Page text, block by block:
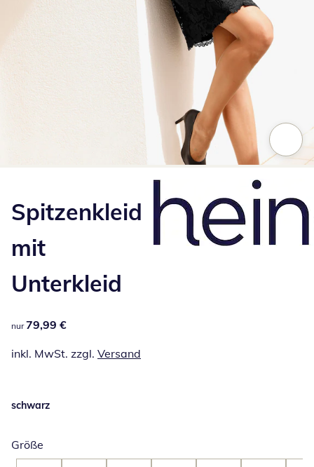
Spitzenkleid
mit
Unterkleid
79,99 €
nur 79,99 €
inkl. MwSt. zzgl. Versand
schwarz
Größe